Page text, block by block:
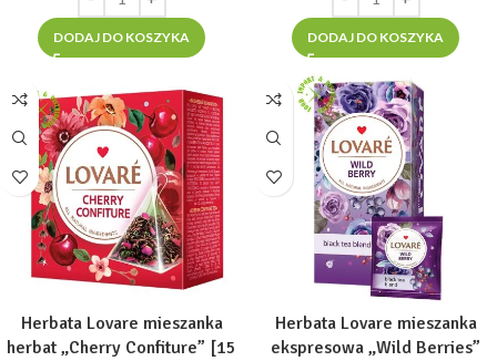
DODAJ DO KOSZYKA DODAJ DO KOSZYKA
Herbata Lovare mieszanka
herbat „Cherry Confiture” [15
Herbata Lovare mieszanka
ekspresowa „Wild Berries”